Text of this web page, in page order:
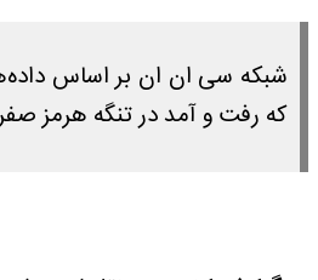
شبکه سی ان ان بر اساس
که رفت و آمد در تنگه هرمز